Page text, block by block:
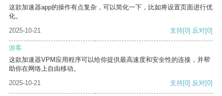
这款加速器app的操作有点复杂，可以简化一下，比如将设置页面进行优
化。
2025-10-21
支持[0] 反对[0]
游客
这款加速器VPM应用程序可以给你提供最高速度和安全性的连接，并帮
助你在网络上自由移动。
2025-10-21
支持[0] 反对[0]